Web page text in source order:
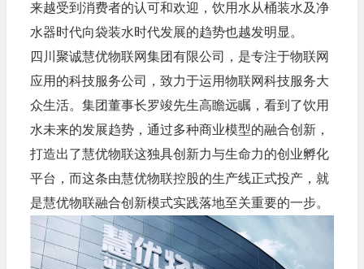
来越受到消费者的认可和欢迎，饮用水从桶装水及净
水器时代向袋装水时代发展的趋势也越发明显。
四川聚诚慧优物联网集团有限公司，是专注于物联网
应用的科技服务公司，致力于运用物联网科技服务大
众生活。集团董事长罗竣先生高瞻远瞩，看到了饮用
水未来的发展趋势，通过多种商业模型的融合创新，
打造出了慧优物联这独具创新力与生命力的创业孵化
平台，而这条由慧优物联控股的生产线正式投产，就
是慧优物联融合创新模式实践落地至关重要的一步。